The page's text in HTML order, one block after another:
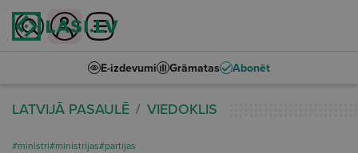
E-izdevumi Grāmatas Abonēt
LATVIJĀ PASAULĒ VIEDOKLIS
#ministri#ministrijas#partijas